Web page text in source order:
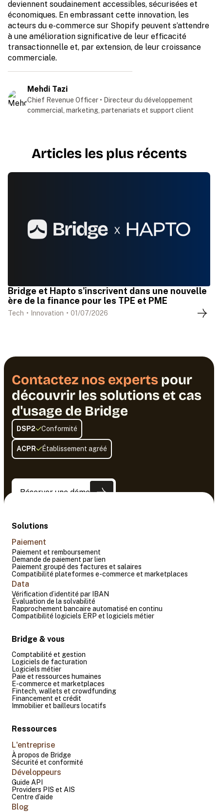
deviennent soudainement accessibles, sécurisées et
économiques. En embrassant cette innovation, les
acteurs du e-commerce sur Shopify peuvent s’attendre
à une amélioration significative de leur efficacité
transactionnelle et, par extension, de leur croissance
commerciale.
Mehdi Tazi
Chief Revenue Officer • Directeur du développement
commercial, marketing, partenariats et support client
Articles les plus récents
Bridge et Hapto s'inscrivent dans une nouvelle
ère de la finance pour les TPE et PME
Tech • Innovation • 01/07/2026
Contactez nos experts pour
découvrir les solutions et cas
d'usage de Bridge
DSP2 Conformité
ACPR Établissement agréé
Réserver une démo
Solutions
Paiement
Paiement et remboursement
Demande de paiement par lien
Paiement groupé des factures et salaires
Compatibilité plateformes e-commerce et marketplaces
Data
Vérification d’identité par IBAN
Évaluation de la solvabilité
Rapprochement bancaire automatisé en continu
Compatibilité logiciels ERP et logiciels métier
Bridge & vous
Comptabilité et gestion
Logiciels de facturation
Logiciels métier
Paie et ressources humaines
E-commerce et marketplaces
Fintech, wallets et crowdfunding
Financement et crédit
Immobilier et bailleurs locatifs
Ressources
L'entreprise
À propos de Bridge
Sécurité et conformité
Développeurs
Guide API
Providers PIS et AIS
Centre d’aide
Blog